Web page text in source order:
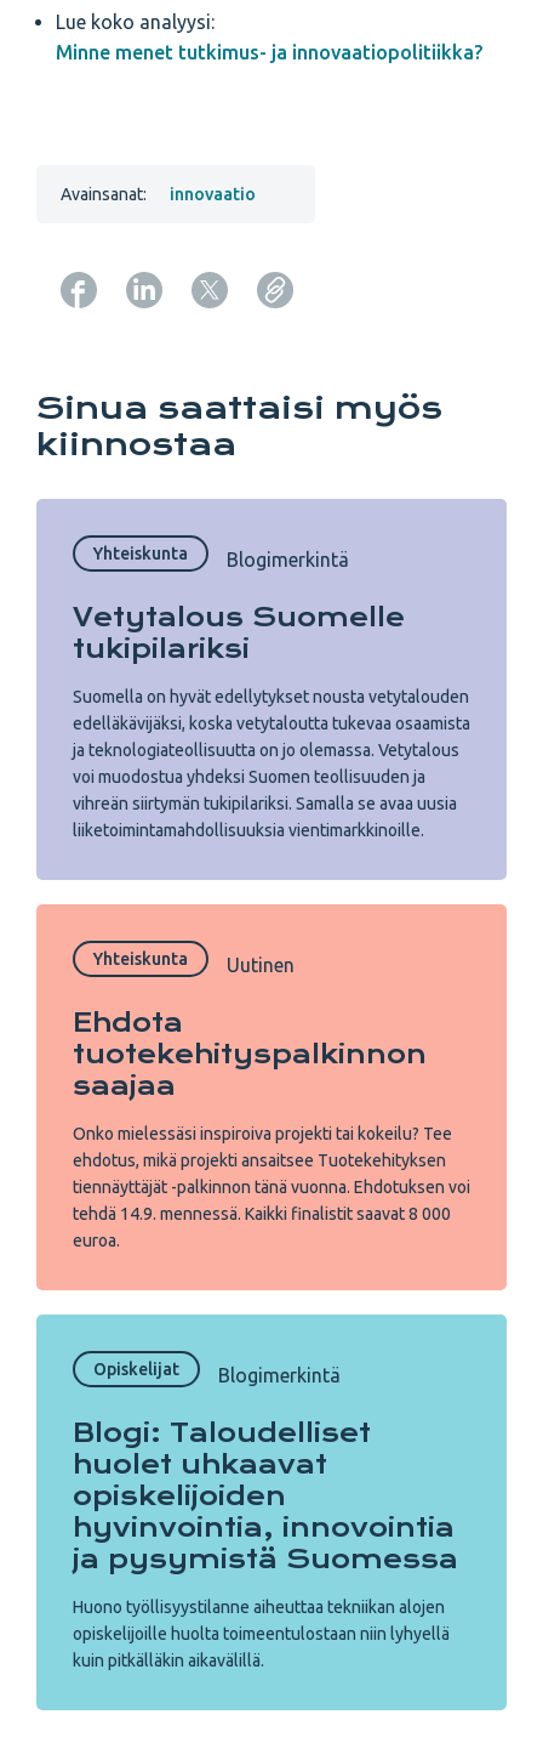
Lue koko analyysi:
Minne menet tutkimus- ja innovaatiopolitiikka?
Avainsanat: innovaatio
Sinua saattaisi myös
kiinnostaa
Yhteiskunta Blogimerkintä
Vetytalous Suomelle
tukipilariksi
Suomella on hyvät edellytykset nousta vetytalouden
edelläkävijäksi, koska vetytaloutta tukevaa osaamista
ja teknologiateollisuutta on jo olemassa. Vetytalous
voi muodostua yhdeksi Suomen teollisuuden ja
vihreän siirtymän tukipilariksi. Samalla se avaa uusia
liiketoimintamahdollisuuksia vientimarkkinoille.
Yhteiskunta Uutinen
Ehdota
tuotekehityspalkinnon
saajaa
Onko mielessäsi inspiroiva projekti tai kokeilu? Tee
ehdotus, mikä projekti ansaitsee Tuotekehityksen
tiennäyttäjät -palkinnon tänä vuonna. Ehdotuksen voi
tehdä 14.9. mennessä. Kaikki finalistit saavat 8 000
euroa.
Opiskelijat Blogimerkintä
Blogi: Taloudelliset
huolet uhkaavat
opiskelijoiden
hyvinvointia, innovointia
ja pysymistä Suomessa
Huono työllisyystilanne aiheuttaa tekniikan alojen
opiskelijoille huolta toimeentulostaan niin lyhyellä
kuin pitkälläkin aikavälillä.